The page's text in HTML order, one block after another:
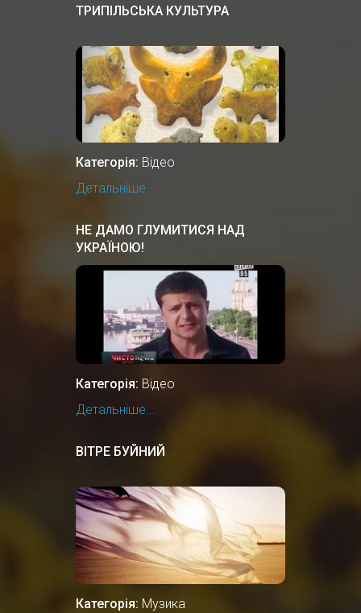
ТРИПІЛЬСЬКА КУЛЬТУРА
Категорія: Відео
Детальніше...
НЕ ДАМО ГЛУМИТИСЯ НАД
УКРАЇНОЮ!
Категорія: Відео
Детальніше...
ВІТРЕ БУЙНИЙ
Категорія: Музика